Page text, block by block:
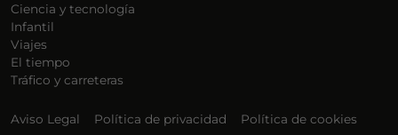
Ciencia y tecnología
Infantil
Viajes
El tiempo
Tráfico y carreteras
Aviso Legal Política de privacidad Política de cookies